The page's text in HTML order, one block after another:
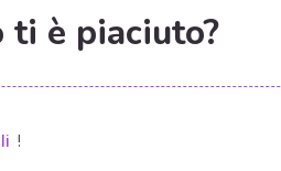
è piaciuto?
!